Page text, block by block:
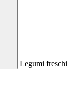
Legumi freschi